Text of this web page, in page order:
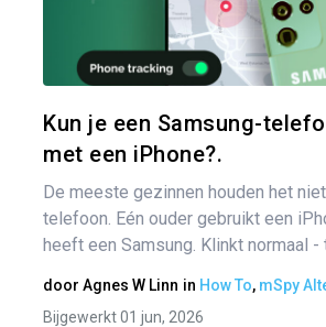
Kun je een Samsung-
met een iPhone?.
De meeste gezinnen houden het
telefoon. Eén ouder gebruikt een
heeft een Samsung. Klinkt normaal -
door Agnes W Linn in How To, mSpy
Bijgewerkt 01 jun, 2026